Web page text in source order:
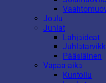
Joulu
Juhlat
Lahjaideat
Pääsiäinen
Vapaa-aika
Kuntoilu